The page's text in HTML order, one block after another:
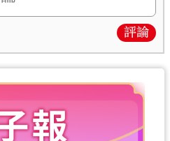
評論